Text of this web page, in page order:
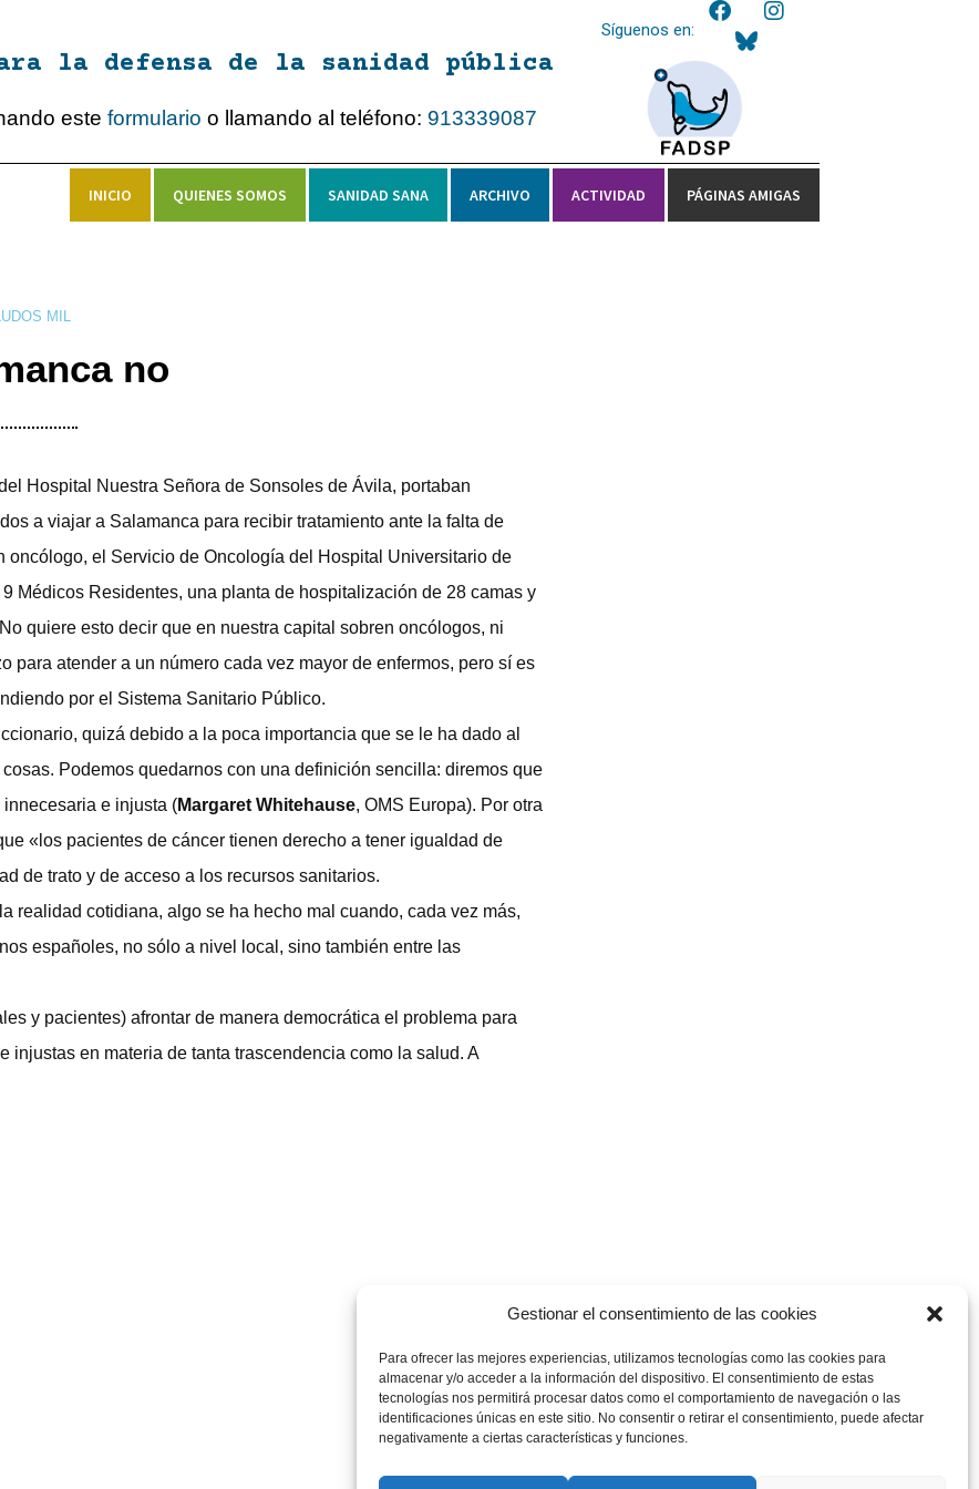
Gestionar el consentimiento de las cookies
Para ofrecer las mejores experiencias, utilizamos tecnologías como las cookies para
almacenar y/o acceder a la información del dispositivo. El consentimiento de estas
tecnologías nos permitirá procesar datos como el comportamiento de navegación o las
identificaciones únicas en este sitio. No consentir o retirar el consentimiento, puede afectar
negativamente a ciertas características y funciones.
la defensa de la sanidad pública
esteformulario o llamando al teléfono: 913339087
Síguenos en:
INICIO QUIENES SOMOS SANIDAD SANA ARCHIVO ACTIVIDAD PÁGINAS AMIGAS
MIL
no
Hospital Nuestra Señora de Sonsoles de Ávila, portaban
a viajar a Salamanca para recibir tratamiento ante la falta de
el Servicio de Oncología del Hospital Universitario de
Médicos Residentes, una planta de hospitalización de 28 camas y
quiere esto decir que en nuestra capital sobren oncólogos, ni
para atender a un número cada vez mayor de enfermos, pero sí es
por el Sistema Sanitario Público.
quizá debido a la poca importancia que se le ha dado al
Podemos quedarnos con una definición sencilla: diremos que
e injusta (Margaret Whitehause, OMS Europa). Por otra
«los pacientes de cáncer tienen derecho a tener igualdad de
de trato y de acceso a los recursos sanitarios.
realidad cotidiana, algo se ha hecho mal cuando, cada vez más,
españoles, no sólo a nivel local, sino también entre las
y pacientes) afrontar de manera democrática el problema para
en materia de tanta trascendencia como la salud. A